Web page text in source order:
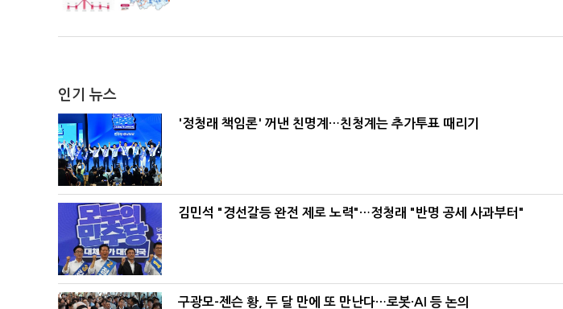
인기 뉴스
'정청래 책임론' 꺼낸 친명계…친청계는 추가투표 때리기
김민석 "경선갈등 완전 제로 노력"…정청래 "반명 공세 사과부터"
구광모-젠슨 황, 두 달 만에 또 만난다…로봇·AI 등 논의